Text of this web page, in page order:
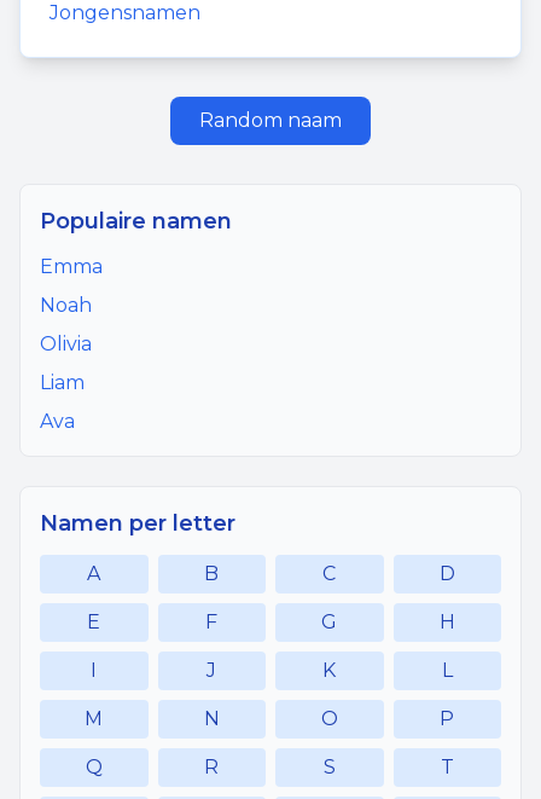
Jongensnamen
Random naam
Populaire namen
Emma
Noah
Olivia
Liam
Ava
Namen per letter
A B C D
E F G H
I J K L
M N O P
Q R S T